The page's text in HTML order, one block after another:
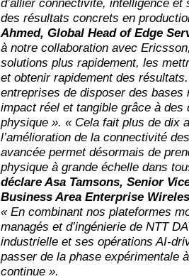
d’allier connectivité, intelligence
des résultats concrets en
Ahmed, Global Head of Edge
à notre collaboration avec
solutions plus rapidement, les
et obtenir rapidement des
entreprises de disposer des bases
impact réel et tangible grâce à des
physique ». « Cela fait plus de dix
l’amélioration de la connectivité
avancée permet désormais de
physique à grande échelle dans
déclare Asa Tamsons, Senior
Business Area Enterprise
« En combinant nos plateformes
managés et d’ingénierie de NTT
industrielle et ses opérations AI-
passer de la phase expérimentale
continue ».